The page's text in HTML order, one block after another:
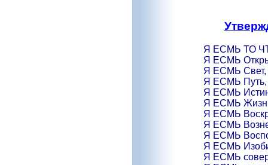
Я ЕСМЬ ТО
Я ЕСМЬ
Я ЕСМЬ Свет,
Я ЕСМЬ Путь,
Я ЕСМЬ
Я ЕСМЬ
Я ЕСМЬ
Я ЕСМЬ
Я ЕСМЬ
Я ЕСМЬ
Я ЕСМЬ